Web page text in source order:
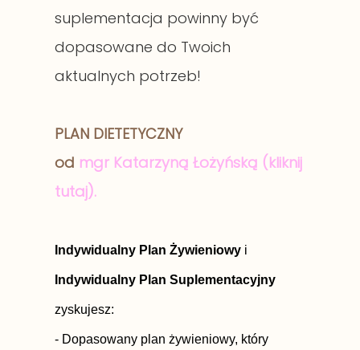
suplementacja powinny być
dopasowane do Twoich
aktualnych potrzeb!
PLAN DIETETYCZNY
od mgr Katarzyną Łożyńską (kliknij
tutaj).
Indywidualny Plan Żywieniowy i
Indywidualny Plan Suplementacyjny
zyskujesz:
- Dopasowany plan żywieniowy, który